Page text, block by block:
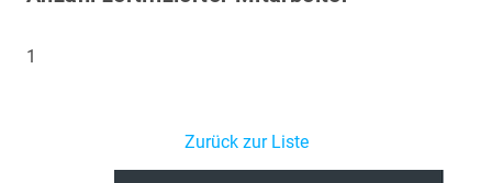
1
Zurück zur Liste